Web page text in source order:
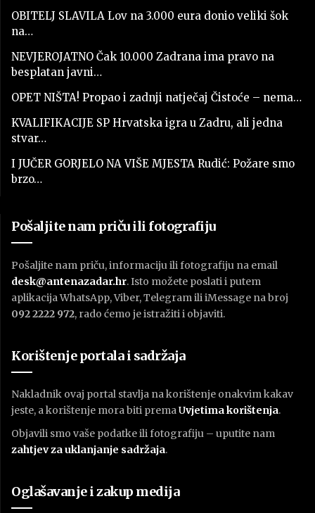
OBITELJ SLAVILA Lov na 3.000 eura donio veliki šok
na…
NEVJEROJATNO Čak 10.000 Zadrana ima pravo na
besplatan javni…
OPET NIŠTA! Propao i zadnji natječaj Čistoće – nema…
KVALIFIKACIJE SP Hrvatska igra u Zadru, ali jedna
stvar…
I JUČER GORJELO NA VIŠE MJESTA Rudić: Požare smo
brzo…
Pošaljite nam priču ili fotografiju
Pošaljite nam priču, informaciju ili fotografiju na email
desk@antenazadar.hr. Isto možete poslati i putem
aplikacija WhatsApp, Viber, Telegram ili iMessage na broj
092 2222 972, rado ćemo je istražiti i objaviti.
Korištenje portala i sadržaja
Nakladnik ovaj portal stavlja na korištenje onakvim kakav
jeste, a korištenje mora biti premaUvjetima korištenja.
Objavili smo vaše podatke ili fotografiju – uputite nam
zahtjev za uklanjanje sadržaja.
Oglašavanje i zakup medija